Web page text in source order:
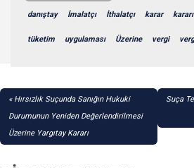
danıştay İmalatçı İthalatçı karar kararı
tüketim uygulaması Üzerine vergi
YAZI
GEZINMESI
Hırsızlık Suçunda Sanığın Hukuki
Durumunun Yeniden Değerlendirilmesi
Üzerine Yargıtay Kararı
Suça